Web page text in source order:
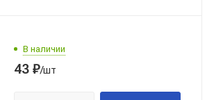
В наличии
43 ₽/шт